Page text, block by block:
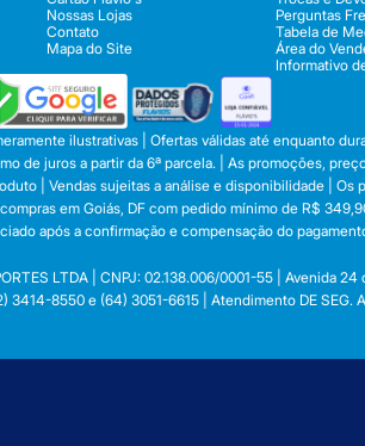
Nossas Lojas
Contato
Mapa do Site
Perguntas
Tabela de
Área do
Informativo
ilustrativas | Ofertas válidas até enquanto
de juros a partir da 6ª parcela. | As promoções,
| Vendas sujeitas a análise e disponibilidade |
em Goiás, DF com pedido mínimo de R$
após a confirmação e compensação do
LTDA | CNPJ: 02.138.006/0001-55 | Avenida
3414-8550 e (64) 3051-6615 | Atendimento DE SEG.